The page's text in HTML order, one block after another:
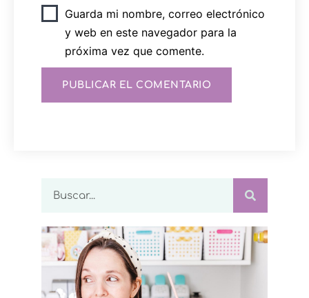
Guarda mi nombre, correo electrónico
y web en este navegador para la
próxima vez que comente.